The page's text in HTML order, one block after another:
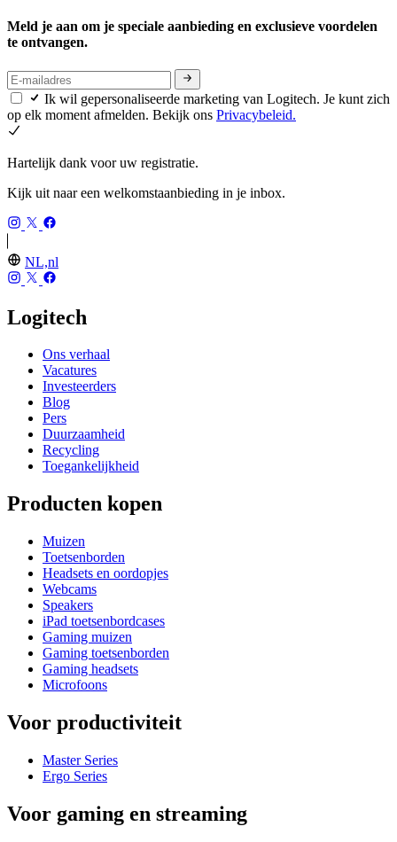
Meld je aan om je speciale aanbieding en exclusieve voordelen
te ontvangen.
Ik wil gepersonaliseerde marketing van Logitech. Je kunt zich
op elk moment afmelden. Bekijk ons Privacybeleid.
Hartelijk dank voor uw registratie.
Kijk uit naar een welkomstaanbieding in je inbox.
NL,nl
Logitech
Ons verhaal
Vacatures
Investeerders
Blog
Pers
Duurzaamheid
Recycling
Toegankelijkheid
Producten kopen
Muizen
Toetsenborden
Headsets en oordopjes
Webcams
Speakers
iPad toetsenbordcases
Gaming muizen
Gaming toetsenborden
Gaming headsets
Microfoons
Voor productiviteit
Master Series
Ergo Series
Voor gaming en streaming